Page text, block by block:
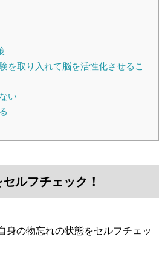
を取り入れて脳を活性化させるこ
い
ルフチェック！
身の物忘れの状態をセルフチェッ